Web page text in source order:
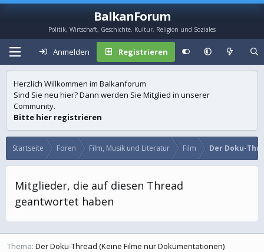
BalkanForum
Politik, Wirtschaft, Geschichte, Kultur, Religion und Soziales
Anmelden Registrieren
Herzlich Willkommen im Balkanforum
Sind Sie neu hier? Dann werden Sie Mitglied in unserer
Community.
Bitte hier registrieren
Startseite Foren Film, Musik und Literatur Film Der Doku-
Mitglieder, die auf diesen Thread
geantwortet haben
Thema Der Doku-Thread (Keine Filme nur Dokumentationen)